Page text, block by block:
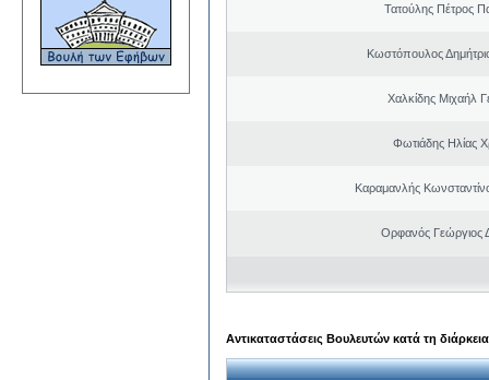
Τατούλης Πέτρος
Κωστόπουλος
Χαλκίδης Μιχαήλ
Φωτιάδης Ηλίας
Καραμανλής
Ορφανός Γεώργιος
Αντικαταστάσεις Βουλευτών κατά τη